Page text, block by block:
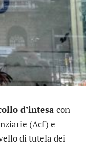
d’intesacon
(Acf) e
di tutela dei